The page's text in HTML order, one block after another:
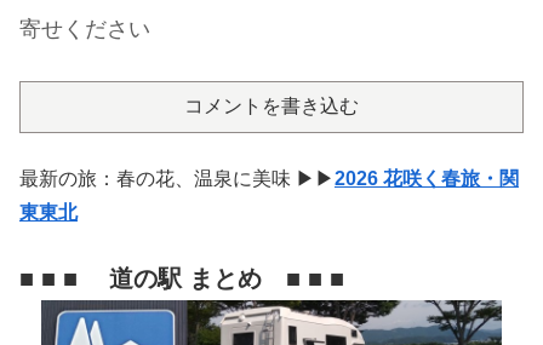
寄せください
コメントを書き込む
最新の旅：春の花、温泉に美味 ▶▶2026 花咲く春旅・関
東東北
■ ■ ■ 道の駅 まとめ ■ ■ ■